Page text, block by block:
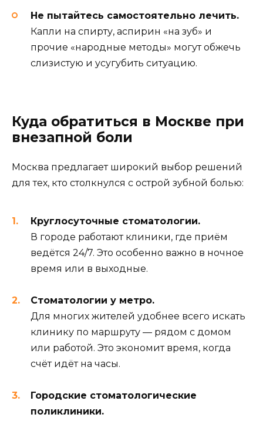
Не пытайтесь самостоятельно лечить.
Капли на спирту, аспирин «на зуб» и
прочие «народные методы» могут обжечь
слизистую и усугубить ситуацию.
Куда обратиться в Москве при
внезапной боли
Москва предлагает широкий выбор решений
для тех, кто столкнулся с острой зубной болью:
Круглосуточные стоматологии.
В городе работают клиники, где приём
ведётся 24/7. Это особенно важно в ночное
время или в выходные.
Стоматологии у метро.
Для многих жителей удобнее всего искать
клинику по маршруту — рядом с домом
или работой. Это экономит время, когда
счёт идёт на часы.
Городские стоматологические
поликлиники.